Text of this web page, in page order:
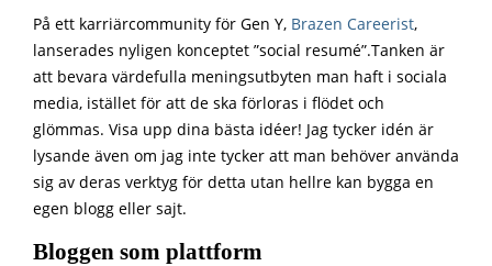
På ett karriärcommunity för Gen Y, Brazen Careerist,
lanserades nyligen konceptet ”social resumé”.Tanken är
att bevara värdefulla meningsutbyten man haft i sociala
media, istället för att de ska förloras i flödet och
glömmas. Visa upp dina bästa idéer! Jag tycker idén är
lysande även om jag inte tycker att man behöver använda
sig av deras verktyg för detta utan hellre kan bygga en
egen blogg eller sajt.
Bloggen som plattform